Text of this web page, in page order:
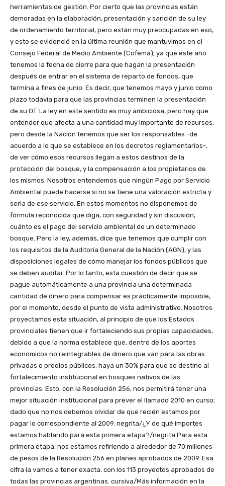
herramientas de gestión. Por cierto que las provincias están
demoradas en la elaboración, presentación y sanción de su ley
de ordenamiento territorial, pero están muy preocupadas en eso,
y esto se evidenció en la última reunión que mantuvimos en el
Consejo Federal de Medio Ambiente (Cofema); ya que este año
tenemos la fecha de cierre para que hagan la presentación
después de entrar en el sistema de reparto de fondos, que
termina a fines de junio. Es decir, que tenemos mayo y junio como
plazo todavía para que las provincias terminen la presentación
de su OT. La ley en este sentido es muy ambiciosa, pero hay que
entender que afecta a una cantidad muy importante de recursos,
pero desde la Nación tenemos que ser los responsables -de
acuerdo a lo que se establece en los decretos reglamentarios-,
de ver cómo esos recursos llegan a estos destinos de la
protección del bosque, y la compensación a los propietarios de
los mismos. Nosotros entendemos que ningún Pago por Servicio
Ambiental puede hacerse si no se tiene una valoración estricta y
seria de ese servicio. En estos momentos no disponemos de
fórmula reconocida que diga, con seguridad y sin discusión,
cuánto es el pago del servicio ambiental de un determinado
bosque. Pero la ley, además, dice que tenemos que cumplir con
los requisitos de la Auditoría General de la Nación (AGN), y las
disposiciones legales de cómo manejar los fondos públicos que
se deben auditar. Por lo tanto, esta cuestión de decir que se
pague automáticamente a una provincia una determinada
cantidad de dinero para compensar es prácticamente imposible,
por el momento, desde el punto de vista administrativo. Nosotros
proyectamos esta situación, al principio de que los Estados
provinciales tienen que ir fortaleciendo sus propias capacidades,
debido a que la norma establece que, dentro de los aportes
económicos no reintegrables de dinero que van para las obras
privadas o predios públicos, haya un 30% para que se destine al
fortalecimiento institucional en bosques nativos de las
provincias. Esto, con la Resolución 256, nos permitirá tener una
mejor situación institucional para prever el llamado 2010 en curso;
dado que no nos debemos olvidar de que recién estamos por
pagar lo correspondiente al 2009. negrita/¿Y de qué importes
estamos hablando para esta primera etapa?/negrita Para esta
primera etapa, nos estamos refiriendo a alrededor de 70 millones
de pesos de la Resolución 256 en planes aprobados de 2009. Esa
cifra la vamos a tener exacta, con los 113 proyectos aprobados de
todas las provincias argentinas. cursiva/Más información en la